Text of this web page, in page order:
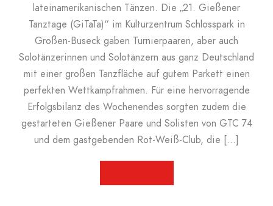
lateinamerikanischen Tänzen. Die „21. Gießener
Tanztage (GiTaTa)“ im Kulturzentrum Schlosspark in
Großen-Buseck gaben Turnierpaaren, aber auch
Solotänzerinnen und Solotänzern aus ganz Deutschland
mit einer großen Tanzfläche auf gutem Parkett einen
perfekten Wettkampfrahmen. Für eine hervorragende
Erfolgsbilanz des Wochenendes sorgten zudem die
gestarteten Gießener Paare und Solisten von GTC 74
und dem gastgebenden Rot-Weiß-Club, die […]